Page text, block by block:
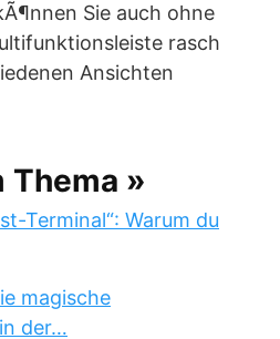
Sie auch ohne
rasch
Ansichten
Thema »
Terminal“: Warum du
magische
der…